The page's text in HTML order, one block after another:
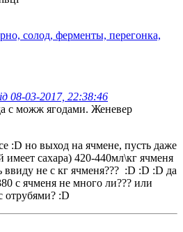
солод, ферменты, перегонка,
08-03-2017, 22:38:46
с можж ягодами. Женевер
:D но выход на ячмене, пусть даже
сахара) 420-440мл\кг ячменя
не с кг ячменя??? :D :D :D да
с ячменя не много ли??? или
отрубями? :D